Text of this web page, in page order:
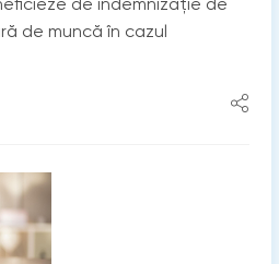
de muncă în cazul